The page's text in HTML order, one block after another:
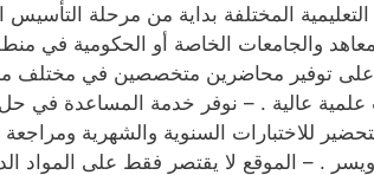
المختلفة بداية من مرحلة التأسيس
والجامعات الخاصة أو الحكومية في
على توفير محاضرين متخصصين في مختلف
علمية عالية . – نوفر خدمة المساعدة في
للاختبارات السنوية والشهرية ومراجعة
. – الموقع لا يقتصر فقط على المواد